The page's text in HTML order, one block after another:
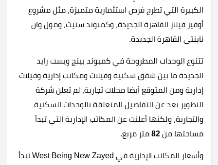
الكبيرة التي تطرح فرص استثمارية متميزة، مثل مشروع
أوفيز فيلاز القاهرة الجديدة، وكمبوند ستيت، ومول وان
ناينتي القاهرة الجديدة.
تتنوع الوحدات المطروحة في كمبوند بينج ويست زايد
الجديدة ما بين شقق سكنية وفيلات ومكاتب إدارية وفيلات
إدارية ومن المتوقع أيضا محلات تجارية، لم تعلن شركة
التطوير بعد عن التفاصيل المتعلقة بالوحدات السكنية
والتجارية، ولكنها أعلنت عن المكاتب الإدارية التي تبدأ
مساحتها من 82 متر مربع.
وأسعار المكاتب الإدارية في West Being New Zayed تبدأ